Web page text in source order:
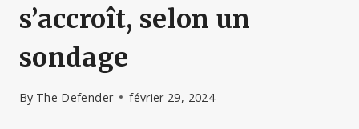
s’accroît, selon un
sondage
By The Defender février 29, 2024